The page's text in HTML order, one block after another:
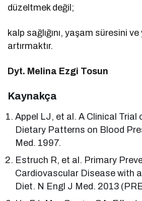
düzeltmek değil;
kalp sağlığını, yaşam süresini
artırmaktır.
Dyt. Melina Ezgi Tosun
Kaynakça
Appel LJ, et al. A Clinical
Dietary Patterns on Blood
Med. 1997.
Estruch R, et al. Primary
Cardiovascular Disease with
Diet. N Engl J Med. 2013